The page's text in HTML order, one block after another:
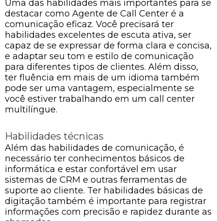
Uma das habilidades mais importantes para se
destacar como Agente de Call Center é a
comunicação eficaz. Você precisará ter
habilidades excelentes de escuta ativa, ser
capaz de se expressar de forma clara e concisa,
e adaptar seu tom e estilo de comunicação
para diferentes tipos de clientes. Além disso,
ter fluência em mais de um idioma também
pode ser uma vantagem, especialmente se
você estiver trabalhando em um call center
multilíngue.
Habilidades técnicas
Além das habilidades de comunicação, é
necessário ter conhecimentos básicos de
informática e estar confortável em usar
sistemas de CRM e outras ferramentas de
suporte ao cliente. Ter habilidades básicas de
digitação também é importante para registrar
informações com precisão e rapidez durante as